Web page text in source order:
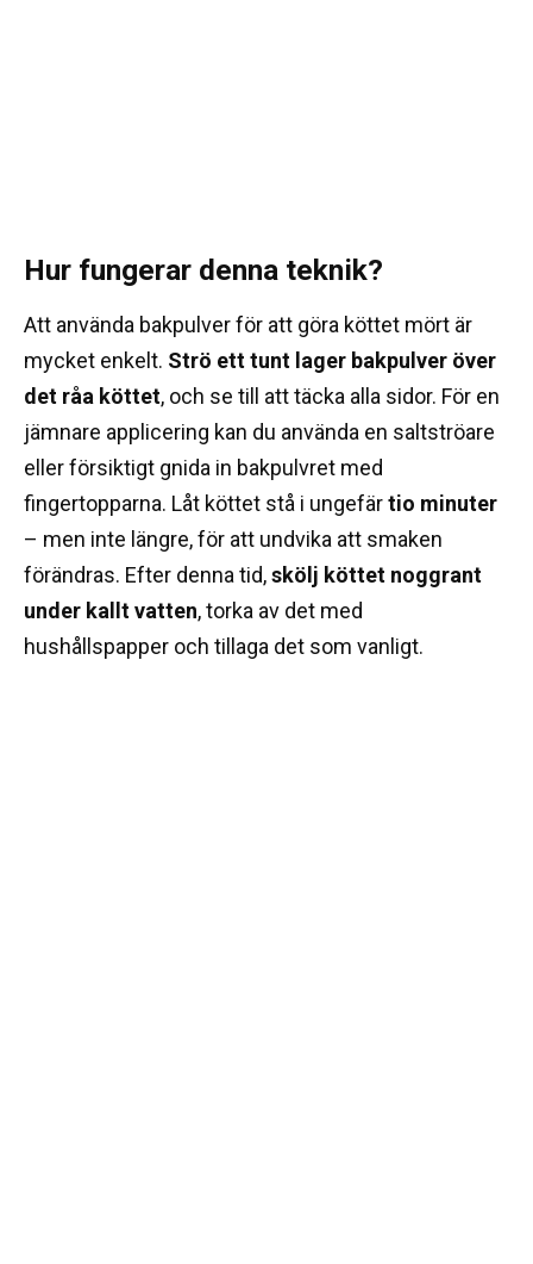
Hur fungerar denna teknik?
Att använda bakpulver för att göra köttet mört är
mycket enkelt. Strö ett tunt lager bakpulver över
det råa köttet, och se till att täcka alla sidor. För en
jämnare applicering kan du använda en saltströare
eller försiktigt gnida in bakpulvret med
fingertopparna. Låt köttet stå i ungefärtio minuter
– men inte längre, för att undvika att smaken
förändras. Efter denna tid,skölj köttet noggrant
under kallt vatten, torka av det med
hushållspapper och tillaga det som vanligt.